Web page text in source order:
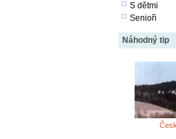
S dětmi
Senioři
Náhodný tip